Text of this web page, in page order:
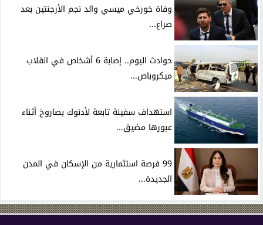
وفاة خورخي ميسي والد نجم الأرجنتين بعد
صراع...
حوادث اليوم.. إصابة 6 أشخاص في انقلاب
ميكروباص...
استهداف سفينة تابعة لأدنوك بصاروخ أثناء
عبورها مضيق...
99 فرصة استثمارية من الإسكان في المدن
الجديدة...